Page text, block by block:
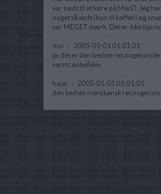
var nødt til at køre på MacD. Jeg
noget så sødt (kun til kaffen) og
var MEGET stærk. Det er ikke lige
moi - 2005-01-01 01:01:01
ja, det er den bedste ret
varmt anbefales
hajar - 2005-01-01 01:01:01
den bedste marokansk ret